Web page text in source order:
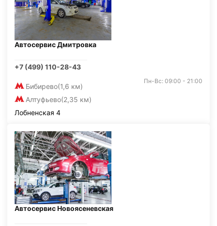
Автосервис Дмитровка
+7 (499) 110-28-43
Бибирево(1,6 км)
Алтуфьево(2,35 км)
Пн-Вс: 09:00 - 21:00
Лобненская 4
Автосервис Новоясеневская